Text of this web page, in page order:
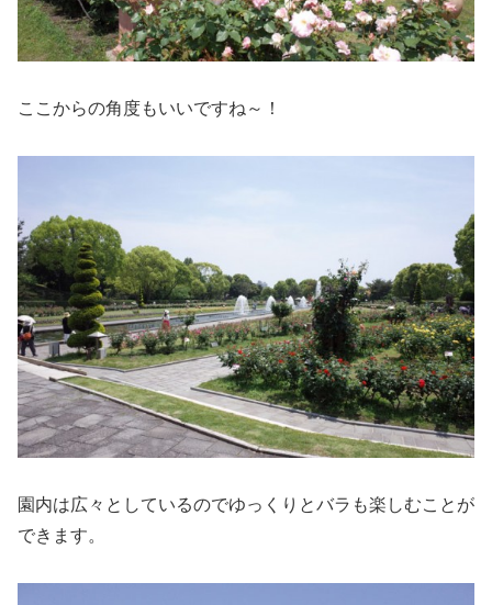
ここからの角度もいいですね～！
園内は広々としているのでゆっくりとバラも楽しむことが
できます。